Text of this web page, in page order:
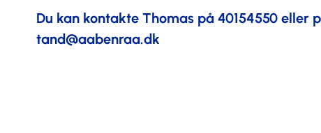
Du kan kontakte Thomas på 40154550 eller
tand@aabenraa.dk